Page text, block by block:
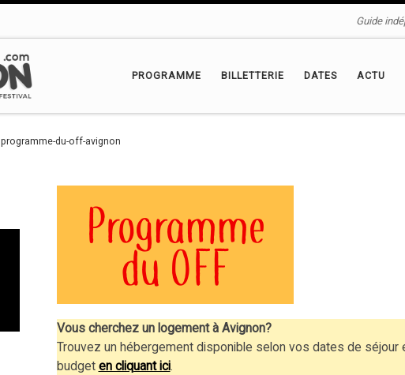
Guide
PROGRAMME BILLETTERIE DATES ACTU
programme-du-off-avignon
Vous cherchez un logement à Avignon?
Trouvez un hébergement disponible selon vos dates de séjour
budget en cliquant ici.